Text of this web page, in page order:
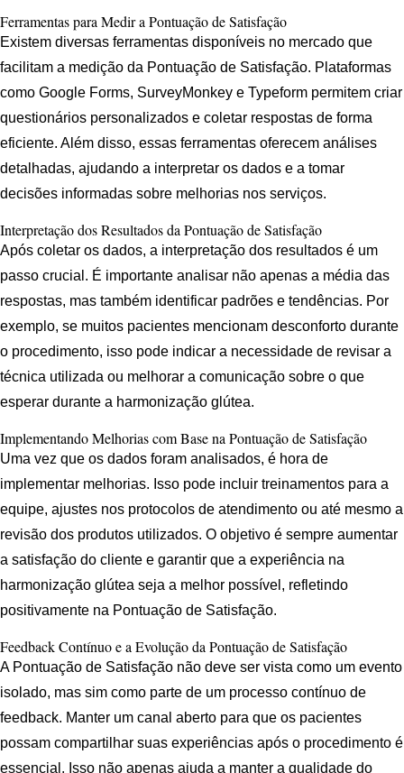
Ferramentas para Medir a Pontuação de Satisfação
Existem diversas ferramentas disponíveis no mercado que
facilitam a medição da Pontuação de Satisfação. Plataformas
como Google Forms, SurveyMonkey e Typeform permitem criar
questionários personalizados e coletar respostas de forma
eficiente. Além disso, essas ferramentas oferecem análises
detalhadas, ajudando a interpretar os dados e a tomar
decisões informadas sobre melhorias nos serviços.
Interpretação dos Resultados da Pontuação de Satisfação
Após coletar os dados, a interpretação dos resultados é um
passo crucial. É importante analisar não apenas a média das
respostas, mas também identificar padrões e tendências. Por
exemplo, se muitos pacientes mencionam desconforto durante
o procedimento, isso pode indicar a necessidade de revisar a
técnica utilizada ou melhorar a comunicação sobre o que
esperar durante a harmonização glútea.
Implementando Melhorias com Base na Pontuação de Satisfação
Uma vez que os dados foram analisados, é hora de
implementar melhorias. Isso pode incluir treinamentos para a
equipe, ajustes nos protocolos de atendimento ou até mesmo a
revisão dos produtos utilizados. O objetivo é sempre aumentar
a satisfação do cliente e garantir que a experiência na
harmonização glútea seja a melhor possível, refletindo
positivamente na Pontuação de Satisfação.
Feedback Contínuo e a Evolução da Pontuação de Satisfação
A Pontuação de Satisfação não deve ser vista como um evento
isolado, mas sim como parte de um processo contínuo de
feedback. Manter um canal aberto para que os pacientes
possam compartilhar suas experiências após o procedimento é
essencial. Isso não apenas ajuda a manter a qualidade do